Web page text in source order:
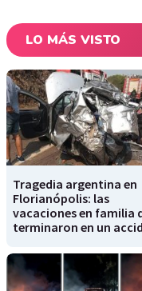
LO MÁS VISTO
Tragedia argentina en
Florianópolis: las
vacaciones en familia
terminaron en un